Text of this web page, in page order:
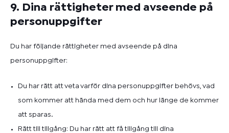
9. Dina rättigheter med avseende på
personuppgifter
Du har följande rättigheter med avseende på dina
personuppgifter:
Du har rätt att veta varför dina personuppgifter behövs, vad
som kommer att hända med dem och hur länge de kommer
att sparas.
Rätt till tillgång: Du har rätt att få tillgång till dina